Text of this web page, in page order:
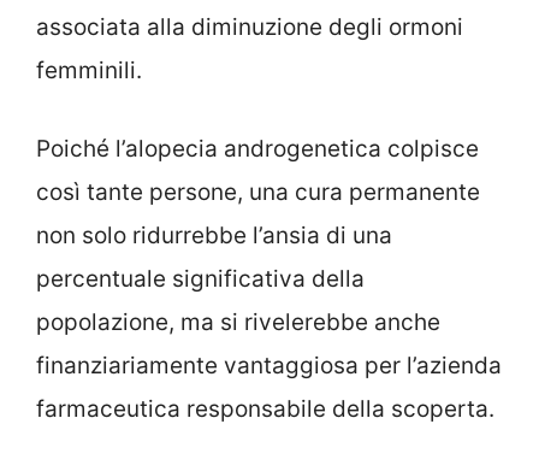
associata alla diminuzione degli ormoni
femminili.
Poiché l’alopecia androgenetica colpisce
così tante persone, una cura permanente
non solo ridurrebbe l’ansia di una
percentuale significativa della
popolazione, ma si rivelerebbe anche
finanziariamente vantaggiosa per l’azienda
farmaceutica responsabile della scoperta.